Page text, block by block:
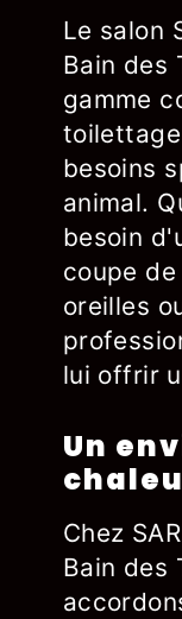
Le salon
Bain des
gamme
besoins
animal.
besoin
coupe
oreilles
lui offrir
Un
Chez
Bain des